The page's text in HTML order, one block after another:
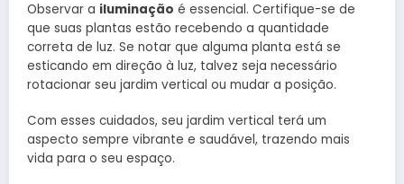
Observar a iluminação é essencial. Certifique-se de
que suas plantas estão recebendo a quantidade
correta de luz. Se notar que alguma planta está se
esticando em direção à luz, talvez seja necessário
rotacionar seu jardim vertical ou mudar a posição.
Com esses cuidados, seu jardim vertical terá um
aspecto sempre vibrante e saudável, trazendo mais
vida para o seu espaço.